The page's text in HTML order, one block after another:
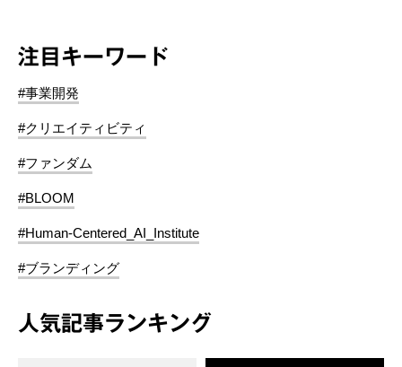
注目キーワード
#事業開発
#クリエイティビティ
#ファンダム
#BLOOM
#Human-Centered_AI_Institute
#ブランディング
人気記事ランキング